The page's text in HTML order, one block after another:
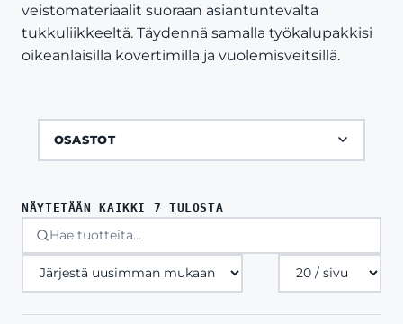
veistomateriaalit suoraan asiantuntevalta
tukkuliikkeeltä. Täydennä samalla työkalupakkisi
oikeanlaisilla kovertimilla ja vuolemisveitsillä.
OSASTOT
NÄYTETÄÄN KAIKKI 7 TULOSTA
Tuotteita